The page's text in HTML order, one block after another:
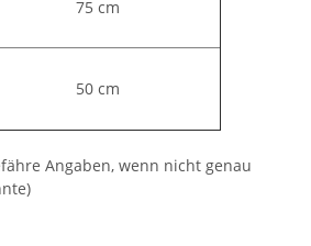
75 cm
50 cm
Angaben, wenn nicht genau